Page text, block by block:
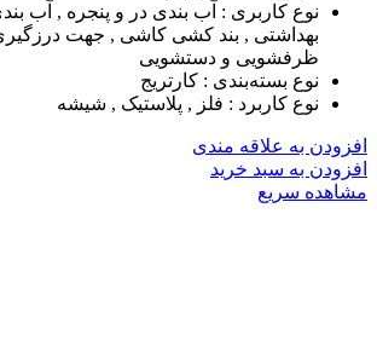
نوع کاربری : آب بندی در و پنجره , آب
بهداشتی , بند کشی کاشی , جهت
ظرفشویی و دستشویی
نوع بسته‌بندی : کارتریج
نوع کاربرد : فلز , پلاستیک , شیشه
افزودن به علاقه مندی
افزودن به سبد خرید
مشاهده سریع